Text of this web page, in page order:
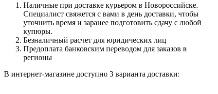
Наличные при доставке курьером в Новороссийске.
Специалист свяжется с вами в день доставки, чтобы
уточнить время и заранее подготовить сдачу с любой
купюры.
Безналичный расчет для юридических лиц
Предоплата банковским переводом для заказов в
регионы
В интернет-магазине доступно 3 варианта доставки: